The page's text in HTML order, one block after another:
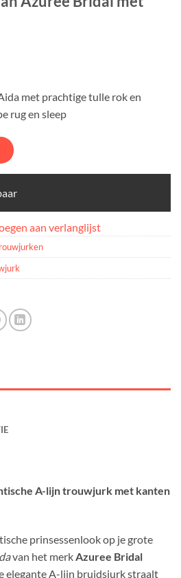
met prachtige tulle rok en
rug en sleep
aan verlanglijst
A-lijn trouwjurk met kanten
prinsessenlook op je grote
van het merkAzuree Bridal
elegante A-lijn bruidsjurk straalt